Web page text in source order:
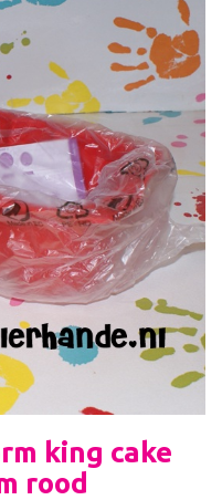
king cake
rood